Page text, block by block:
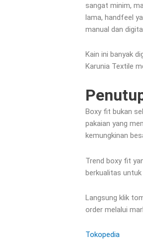
sangat minim,
lama, handfeel
manual dan
Kain ini banyak
Karunia Textile
Boxy fit bukan
pakaian yang
kemungkinan
Trend boxy fit
berkualitas
Langsung klik
order melalui
Tokopedia